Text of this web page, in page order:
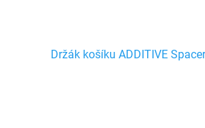
Držák košíku ADDITIVE